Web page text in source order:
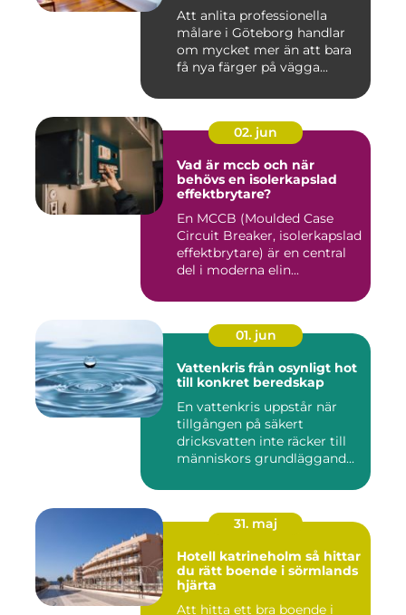
Att anlita professionella
målare i Göteborg handlar
om mycket mer än att bara
få nya färger på vägga...
02. jun
Vad är mccb och när
behövs en isolerkapslad
effektbrytare?
En MCCB (Moulded Case
Circuit Breaker, isolerkapslad
effektbrytare) är en central
del i moderna elin...
01. jun
Vattenkris från osynligt hot
till konkret beredskap
En vattenkris uppstår när
tillgången på säkert
dricksvatten inte räcker till
människors grundläggand...
31. maj
Hotell katrineholm så hittar
du rätt boende i sörmlands
hjärta
Att hitta ett bra boende i